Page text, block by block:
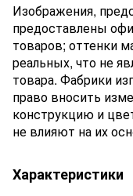
Изображения,
предоставлены
товаров; оттенки
реальных, что не
товара. Фабрики
право вносить
конструкцию и
не влияют на их
Характеристики